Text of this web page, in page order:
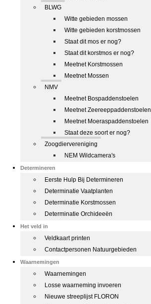
BLWG
Witte gebieden mossen
Witte gebieden korstmossen
Staat dit mos er nog?
Staat dit korstmos er nog?
Meetnet Korstmossen
Meetnet Mossen
NMV
Meetnet Bospaddenstoelen
Meetnet Zeereeppaddenstoelen
Meetnet Moeraspaddenstoelen
Staat deze soort er nog?
Zoogdiervereniging
NEM Wildcamera's
Determineren
Eerste Hulp Bij Determineren
Determinatie Vaatplanten
Determinatie Korstmossen
Determinatie Orchideeën
Het veld in
Veldkaart printen
Contactpersonen Natuurgebieden
Waarnemingen
Waarnemingen
Losse waarneming invoeren
Nieuwe streeplijst FLORON